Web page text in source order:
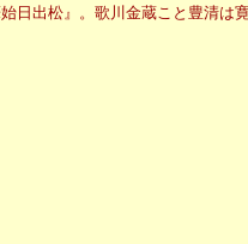
松』。歌川金蔵こと豊清は寛